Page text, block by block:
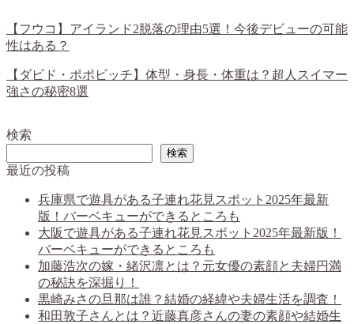
【フウコ】アイランド2脱落の理由5選！今後デビューの可能
性はある？
【ダビド・ポポビッチ】体型・身長・体重は？超人スイマー
強さの秘密8選
検索
検索
最近の投稿
兵庫県で遊具がある子連れ花見スポット2025年最新
版！バーベキューができるところも
大阪で遊具がある子連れ花見スポット2025年最新版！
バーベキューができるところも
加藤浩次の嫁・緒沢凛とは？元女優の素顔と夫婦円満
の秘訣を深掘り！
黒崎みさの旦那は誰？結婚の経緯や夫婦生活を調査！
和田敦子さんとは？近藤真彦さんの妻の素顔や結婚生